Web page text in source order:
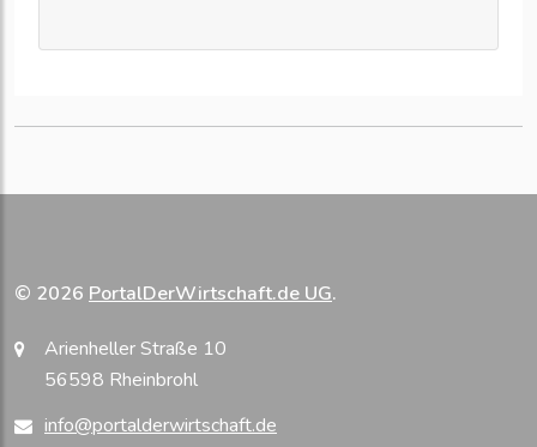
© 2026 PortalDerWirtschaft.de UG.
Arienheller Straße 10
56598 Rheinbrohl
info@portalderwirtschaft.de